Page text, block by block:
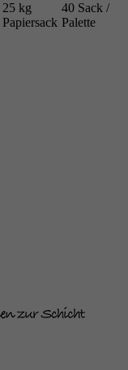
25 kg
Papiersack
40 Sack /
Palette